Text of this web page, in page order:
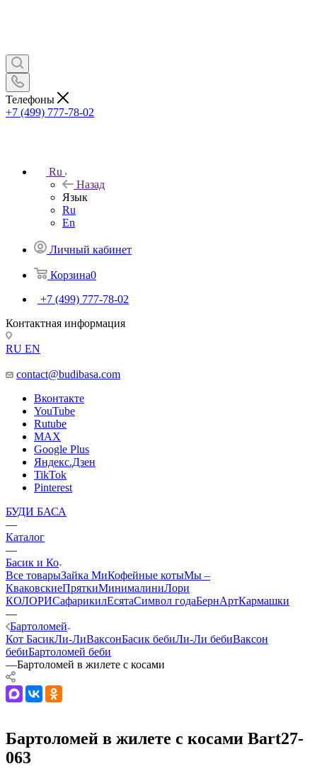
Телефоны
+7 (499) 777-78-02
Ru
Назад
Язык
Ru
En
Личный кабинет
Корзина0
+7 (499) 777-78-02
Контактная информация
RU EN
contact@budibasa.com
Вконтакте
YouTube
Rutube
MAX
Google Plus
Яндекс.Дзен
TikTok
Pinterest
БУДИ БАСА
—
Каталог
—
Басик и Ко
Все товарыЗайка МиКофейные котыМы –
КваковскиеПряткиМинималиниЛори
КОЛОРИСафарикилЕсятаСимвол годаБернАртКармашки
—
Бартоломей
Кот БасикЛи-ЛиВаксонБасик бебиЛи-Ли бебиВаксон
бебиБартоломей беби
—Бартоломей в жилете с косами
Бартоломей в жилете с косами Bart27-
063